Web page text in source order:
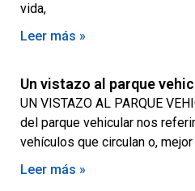
vida,
Leer más »
Un vistazo al parque
UN VISTAZO AL PARQUE
del parque vehicular nos
vehículos que circulan o, mejor
Leer más »